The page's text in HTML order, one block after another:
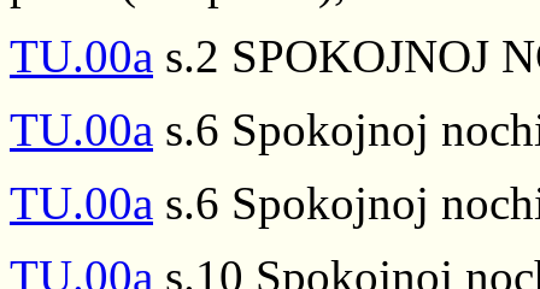
TU.00a s.2 SPOKOJNOJ
TU.00a s.6 Spokojnoj
TU.00a s.6 Spokojnoj
TU.00a s.10 Spokojnoj